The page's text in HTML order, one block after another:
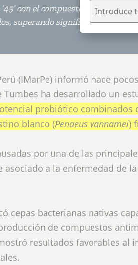
con el compuesto orgánico
superando significativamente
(IMarPe) informó hace
Tumbes ha desarrollado un
probiótico combinados
blanco (Penaeus vannamei)
por una de las
asociado a la enfermedad de
cepas bacterianas nativas
de compuestos
resultados favorables al